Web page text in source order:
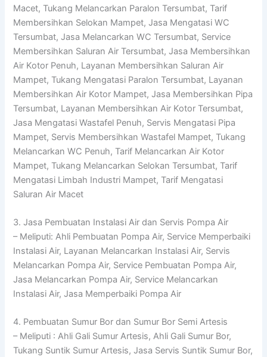
Macet, Tukang Melancarkan Paralon Tersumbat, Tarif
Membersihkan Selokan Mampet, Jasa Mengatasi WC
Tersumbat, Jasa Melancarkan WC Tersumbat, Service
Membersihkan Saluran Air Tersumbat, Jasa Membersihkan
Air Kotor Penuh, Layanan Membersihkan Saluran Air
Mampet, Tukang Mengatasi Paralon Tersumbat, Layanan
Membersihkan Air Kotor Mampet, Jasa Membersihkan Pipa
Tersumbat, Layanan Membersihkan Air Kotor Tersumbat,
Jasa Mengatasi Wastafel Penuh, Servis Mengatasi Pipa
Mampet, Servis Membersihkan Wastafel Mampet, Tukang
Melancarkan WC Penuh, Tarif Melancarkan Air Kotor
Mampet, Tukang Melancarkan Selokan Tersumbat, Tarif
Mengatasi Limbah Industri Mampet, Tarif Mengatasi
Saluran Air Macet
3. Jasa Pembuatan Instalasi Air dan Servis Pompa Air
– Meliputi: Ahli Pembuatan Pompa Air, Service Memperbaiki
Instalasi Air, Layanan Melancarkan Instalasi Air, Servis
Melancarkan Pompa Air, Service Pembuatan Pompa Air,
Jasa Melancarkan Pompa Air, Service Melancarkan
Instalasi Air, Jasa Memperbaiki Pompa Air
4. Pembuatan Sumur Bor dan Sumur Bor Semi Artesis
– Meliputi : Ahli Gali Sumur Artesis, Ahli Gali Sumur Bor,
Tukang Suntik Sumur Artesis, Jasa Servis Suntik Sumur Bor,